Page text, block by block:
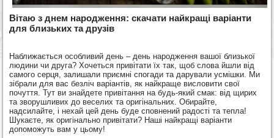
Вітаю з днем народження: скачати найкращі варіанти
для близьких та друзів
Наближається особливий день – день народження вашої близької
людини чи друга? Хочеться привітати їх так, щоб слова йшли від
самого серця, залишали приємні спогади та дарували усмішки. Ми
зібрали для вас безліч варіантів, як найкраще висловити свої
почуття. Тут ви знайдете привітання на будь-який смак: від щирих
та зворушливих до веселих та оригінальних. Обирайте,
надсилайте, і нехай цей день буде сповнений радості та тепла!
Шукаєте, як оригінально привітати? Наші найкращі варіанти
допоможуть вам у цьому!